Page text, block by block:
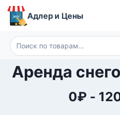
Перейти
Адлер и Цены
Искать:
Аренда
0₽ -